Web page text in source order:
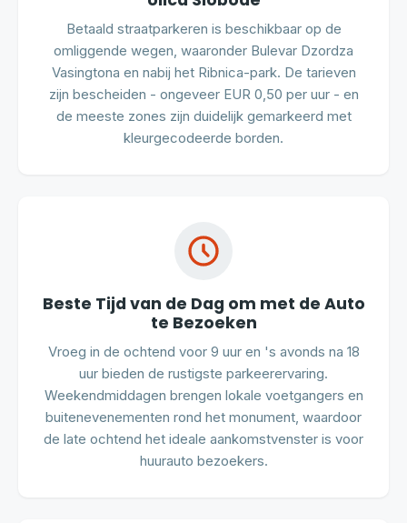
Betaald straatparkeren is beschikbaar op de
omliggende wegen, waaronder Bulevar Dzordza
Vasingtona en nabij het Ribnica-park. De tarieven
zijn bescheiden - ongeveer EUR 0,50 per uur - en
de meeste zones zijn duidelijk gemarkeerd met
kleurgecodeerde borden.
Beste Tijd van de Dag om met de Auto
te Bezoeken
Vroeg in de ochtend voor 9 uur en 's avonds na 18
uur bieden de rustigste parkeerervaring.
Weekendmiddagen brengen lokale voetgangers en
buitenevenementen rond het monument, waardoor
de late ochtend het ideale aankomstvenster is voor
huurauto bezoekers.